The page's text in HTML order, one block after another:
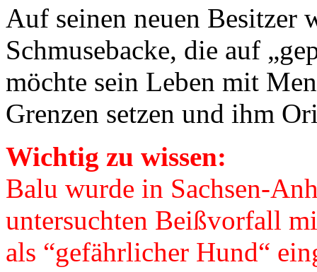
Auf seinen neuen Besitzer
Schmusebacke, die auf
möchte sein Leben mit
Grenzen setzen und ihm
Wichtig zu wissen:
Balu wurde in Sachsen-
untersuchten Beißvorfall
als “gefährlicher Hund“